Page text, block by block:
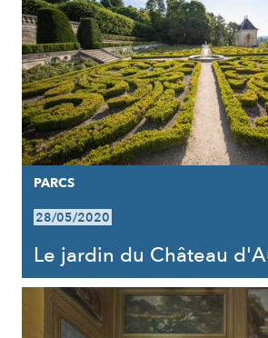
PARCS
28/05/2020
Le jardin du Château